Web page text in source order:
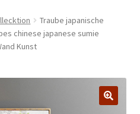
Traube japanische
chinese japanese sumie
Kunst